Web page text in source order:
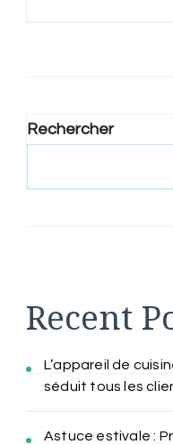
Rechercher
Recent
L’appareil de
séduit tous les
Astuce estivale :